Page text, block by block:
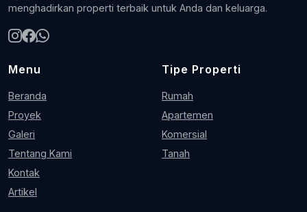
menghadirkan properti terbaik untuk Anda dan keluarga.
Menu
Beranda
Proyek
Galeri
Tentang Kami
Kontak
Artikel
Tipe Properti
Rumah
Apartemen
Komersial
Tanah